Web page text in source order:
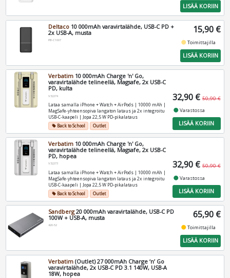
LISÄÄ KORIIN
Deltaco 10 000mAh varavirtalähde, USB-C PD +
2x USB-A, musta
PB-C1007
15,90 €
fiber_manual_recordToimittajilla
LISÄÄ KORIIN
Verbatim 10 000mAh Charge 'n' Go,
varavirtalähde telineellä, Magsafe, 2x USB-C
PD, kulta
V32274
Lataa samalla iPhone + Watch + AirPods | 10000 mAh |
MagSafe-yhteensopiva langaton lataus ja 2x integroitu
USB-C-kaapeli | Jopa 22,5 W PD-pikalataus
local_offerBack to School Outlet
32,90 € 50,90 €
fiber_manual_recordVarastossa
LISÄÄ KORIIN
Verbatim 10 000mAh Charge 'n' Go,
varavirtalähde telineellä, Magsafe, 2x USB-C
PD, hopea
V32273
Lataa samalla iPhone + Watch + AirPods | 10000 mAh |
MagSafe-yhteensopiva langaton lataus ja 2x integroitu
USB-C-kaapeli | Jopa 22,5 W PD-pikalataus
local_offerBack to School Outlet
32,90 € 50,90 €
fiber_manual_recordVarastossa
LISÄÄ KORIIN
Sandberg20 000mAh varavirtalähde, USB-C PD
100W + USB-A, musta
420-52
65,90 €
fiber_manual_recordToimittajilla
LISÄÄ KORIIN
Verbatim (Outlet) 27 000mAh Charge ‘n’ Go
varavirtalähde, 2x USB-C PD 3.1 140W, USB-A
18W, hopea